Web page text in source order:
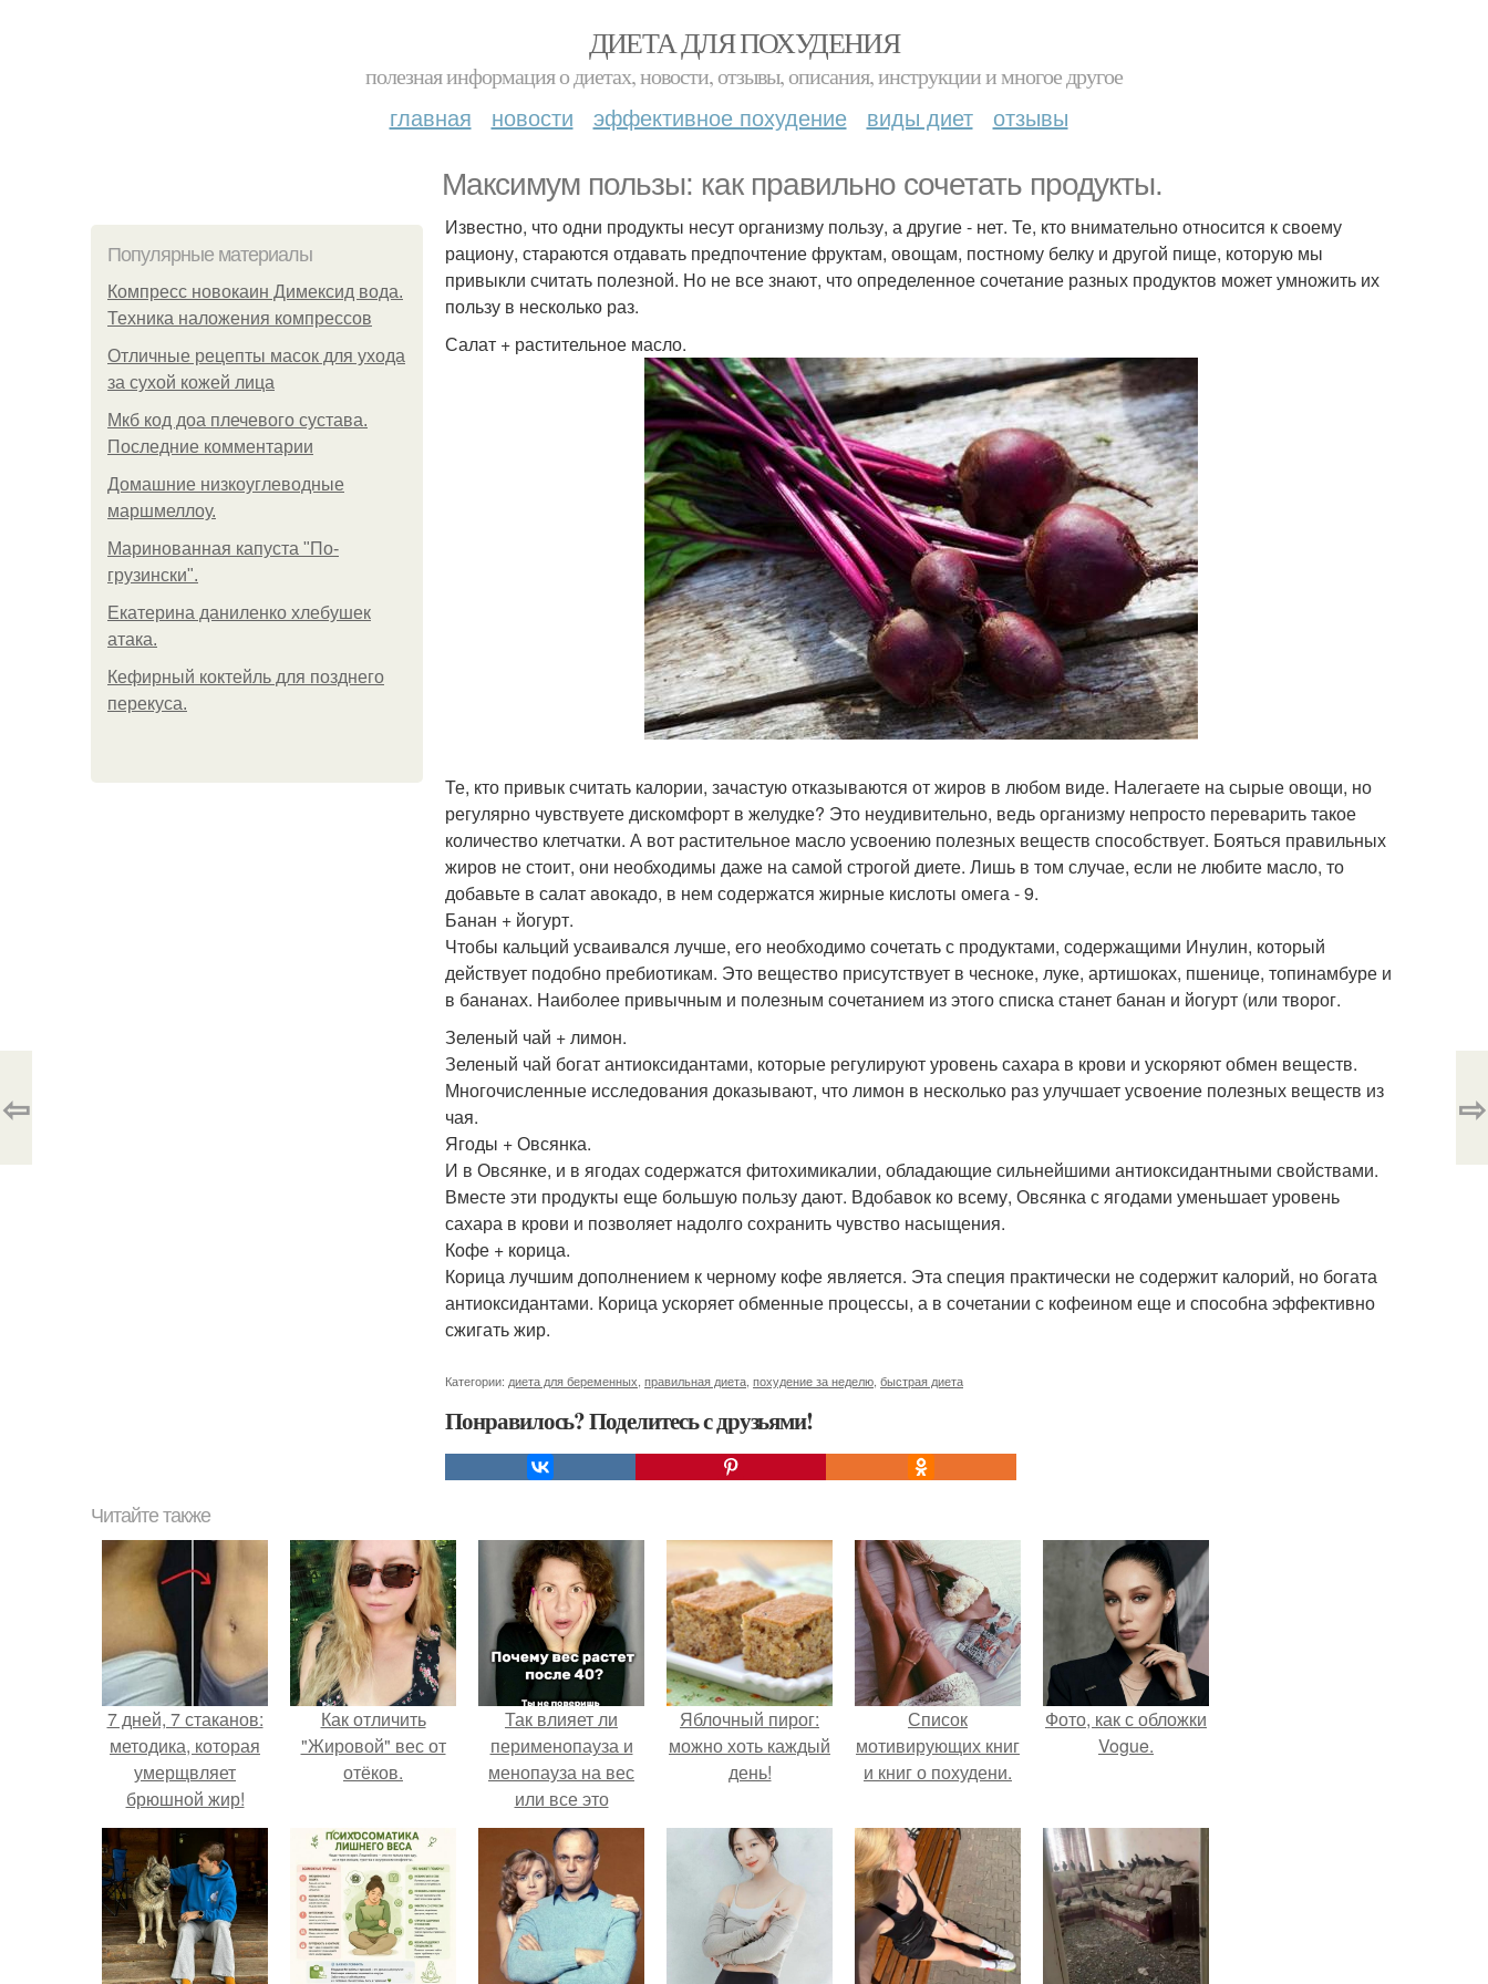
ДИЕТА ДЛЯ ПОХУДЕНИЯ
полезная информация о диетах, новости, отзывы, описания, инструкции и многое другое
главная новости эффективное похудение виды диет отзывы
Максимум пользы: как правильно сочетать продукты.
Популярные материалы
Компресс новокаин Димексид вода.
Техника наложения компрессов
Отличные рецепты масок для ухода
за сухой кожей лица
Мкб код доа плечевого сустава.
Последние комментарии
Домашние низкоуглеводные
маршмеллоу.
Маринованная капуста "По-
грузински".
Екатерина даниленко хлебушек
атака.
Кефирный коктейль для позднего
перекуса.
Известно, что одни продукты несут организму пользу, а другие - нет. Те, кто внимательно относится к своему
рациону, стараются отдавать предпочтение фруктам, овощам, постному белку и другой пище, которую мы
привыкли считать полезной. Но не все знают, что определенное сочетание разных продуктов может умножить их
пользу в несколько раз.
Салат + растительное масло.
Те, кто привык считать калории, зачастую отказываются от жиров в любом виде. Налегаете на сырые овощи, но
регулярно чувствуете дискомфорт в желудке? Это неудивительно, ведь организму непросто переварить такое
количество клетчатки. А вот растительное масло усвоению полезных веществ способствует. Бояться правильных
жиров не стоит, они необходимы даже на самой строгой диете. Лишь в том случае, если не любите масло, то
добавьте в салат авокадо, в нем содержатся жирные кислоты омега - 9.
Банан + йогурт.
Чтобы кальций усваивался лучше, его необходимо сочетать с продуктами, содержащими Инулин, который
действует подобно пребиотикам. Это вещество присутствует в чесноке, луке, артишоках, пшенице, топинамбуре и
в бананах. Наиболее привычным и полезным сочетанием из этого списка станет банан и йогурт (или творог.
Зеленый чай + лимон.
Зеленый чай богат антиоксидантами, которые регулируют уровень сахара в крови и ускоряют обмен веществ.
Многочисленные исследования доказывают, что лимон в несколько раз улучшает усвоение полезных веществ из
чая.
Ягоды + Овсянка.
И в Овсянке, и в ягодах содержатся фитохимикалии, обладающие сильнейшими антиоксидантными свойствами.
Вместе эти продукты еще большую пользу дают. Вдобавок ко всему, Овсянка с ягодами уменьшает уровень
сахара в крови и позволяет надолго сохранить чувство насыщения.
Кофе + корица.
Корица лучшим дополнением к черному кофе является. Эта специя практически не содержит калорий, но богата
антиоксидантами. Корица ускоряет обменные процессы, а в сочетании с кофеином еще и способна эффективно
сжигать жир.
Категории: диета для беременных правильная диета похудение за неделю быстрая диета
Понравилось? Поделитесь с друзьями!
⇦ ⇨
Читайте также
7 дней, 7 стаканов:
методика, которая
умерщвляет
брюшной жир!
Как отличить
"Жировой" вес от
отёков.
Так влияет ли
перименопауза и
менопауза на вес
или все это
ерунда?
Яблочный пирог:
можно хоть каждый
день!
Список
мотивирующих книг
и книг о похудени.
Фото, как с обложки
Vogue.